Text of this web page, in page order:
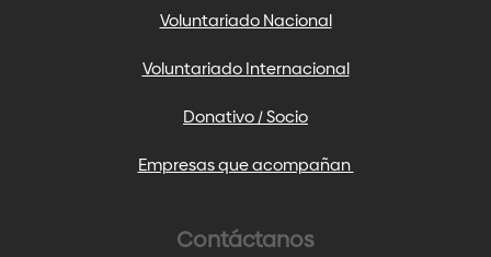
Voluntariado Nacional
Voluntariado Internacional
Donativo / Socio
Empresas que acompañan
Contáctanos